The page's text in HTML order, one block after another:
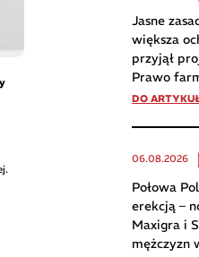
Jasne
większa
przyjął
Prawo
DO
06.08.2026
Połowa
erekcją –
Maxigra i
mężczyzn